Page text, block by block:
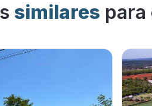
similares para